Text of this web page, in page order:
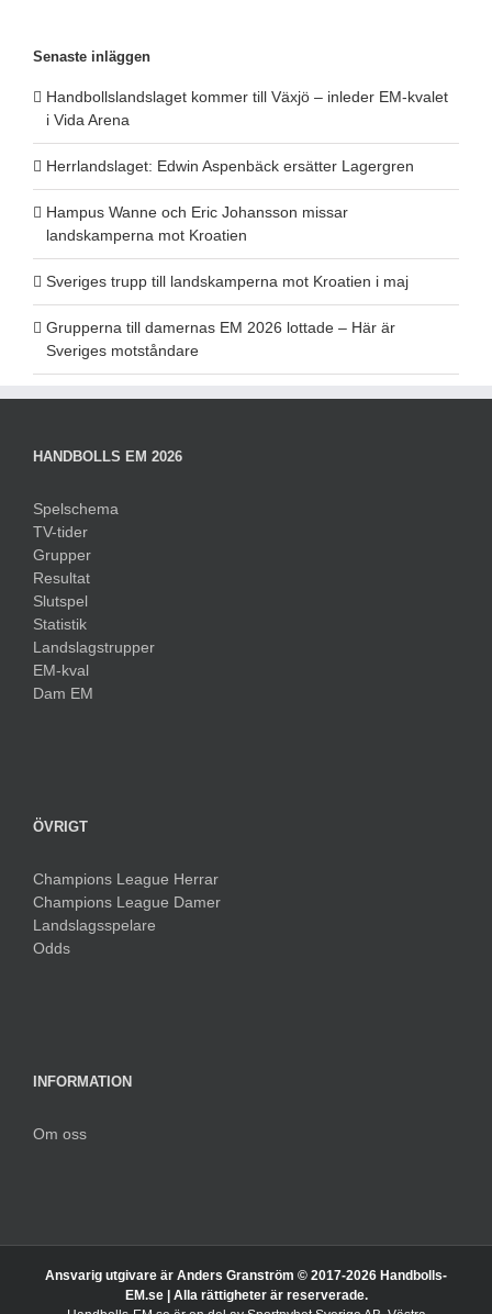
Senaste inläggen
Handbollslandslaget kommer till Växjö – inleder EM-kvalet
i Vida Arena
Herrlandslaget: Edwin Aspenbäck ersätter Lagergren
Hampus Wanne och Eric Johansson missar
landskamperna mot Kroatien
Sveriges trupp till landskamperna mot Kroatien i maj
Grupperna till damernas EM 2026 lottade – Här är
Sveriges motståndare
HANDBOLLS EM 2026
Spelschema
TV-tider
Grupper
Resultat
Slutspel
Statistik
Landslagstrupper
EM-kval
Dam EM
ÖVRIGT
Champions League Herrar
Champions League Damer
Landslagsspelare
Odds
INFORMATION
Om oss
Ansvarig utgivare är Anders Granström © 2017-2026 Handbolls-
EM.se | Alla rättigheter är reserverade.